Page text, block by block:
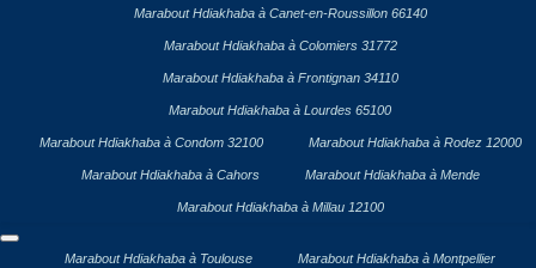
Marabout Hdiakhaba à Canet-en-Roussillon 66140
Marabout Hdiakhaba à Colomiers 31772
Marabout Hdiakhaba à Frontignan 34110
Marabout Hdiakhaba à Lourdes 65100
Marabout Hdiakhaba à Condom 32100 Marabout Hdiakhaba à Rodez 12000
Marabout Hdiakhaba à Cahors Marabout Hdiakhaba à Mende
Marabout Hdiakhaba à Millau 12100
Marabout Hdiakhaba à Toulouse Marabout Hdiakhaba à Montpellier